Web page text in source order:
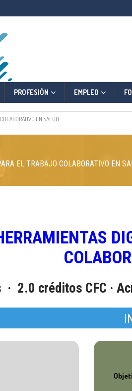
PROFESIÓN EMPLEO
EN SALUD
EL TRABAJO COLABORATIVO EN
· 2.0 créditos CFC ·